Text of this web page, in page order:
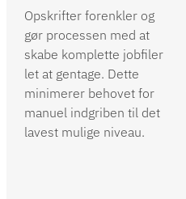
Opskrifter forenkler og
gør processen med at
skabe komplette jobfiler
let at gentage. Dette
minimerer behovet for
manuel indgriben til det
lavest mulige niveau.